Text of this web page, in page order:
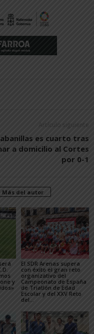
Artículo siguiente
es cuarto tras
a domicilio al Cortes
por 0-1
Más del autor
y
El SDR Arenas supera
con éxito el gran reto
organizativo del
Campeonato de España
de Triatlón de Edad
Escolar y del XXV Reto
del...